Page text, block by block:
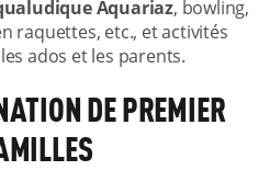
Aquariaz, bowling,
raquettes, etc., et activités
ados et les parents.
DE PREMIER